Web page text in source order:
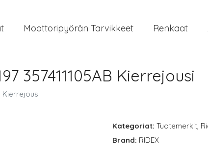
Moottoripyörän Tarvikkeet Renkaat
357411105AB Kierrejousi
Kierrejousi
Kategoriat: Tuotemerkit,
Brand: RIDEX